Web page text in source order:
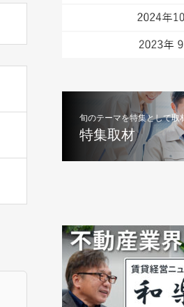
旬のテーマを特集として取
特集取材